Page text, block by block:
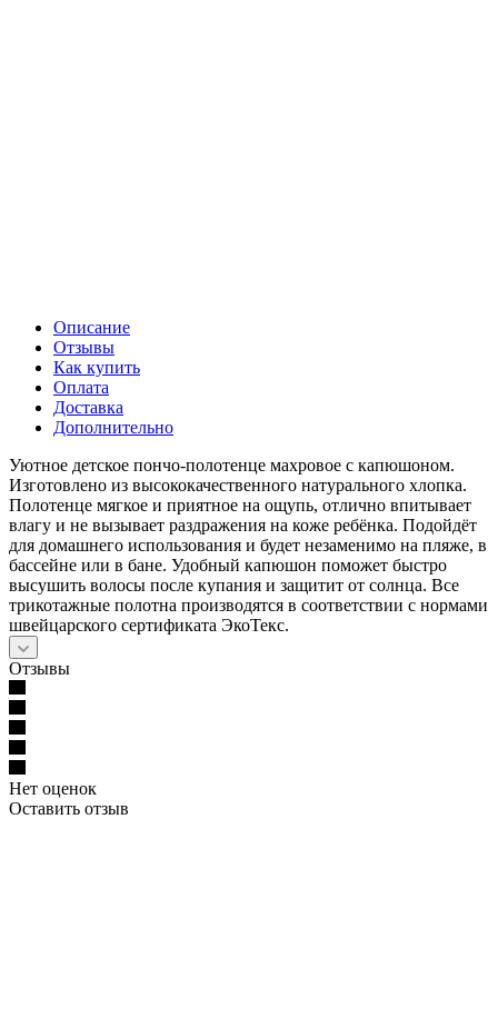
Описание
Отзывы
Как купить
Оплата
Доставка
Дополнительно
Уютное детское пончо-полотенце махровое с капюшоном.
Изготовлено из высококачественного натурального хлопка.
Полотенце мягкое и приятное на ощупь, отлично впитывает
влагу и не вызывает раздражения на коже ребёнка. Подойдёт
для домашнего использования и будет незаменимо на пляже, в
бассейне или в бане. Удобный капюшон поможет быстро
высушить волосы после купания и защитит от солнца. Все
трикотажные полотна производятся в соответствии с нормами
швейцарского сертификата ЭкоТекс.
Отзывы
Нет оценок
Оставить отзыв